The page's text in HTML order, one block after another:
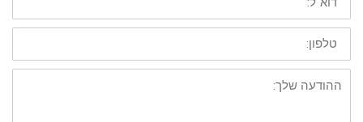
טלפון:
ההודעה
שלך: